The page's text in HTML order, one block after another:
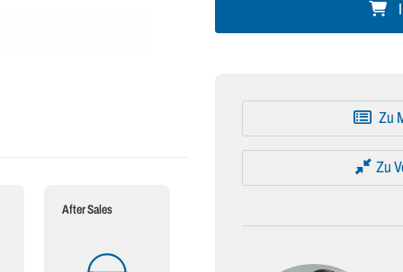
After Sales
Zu
Zu